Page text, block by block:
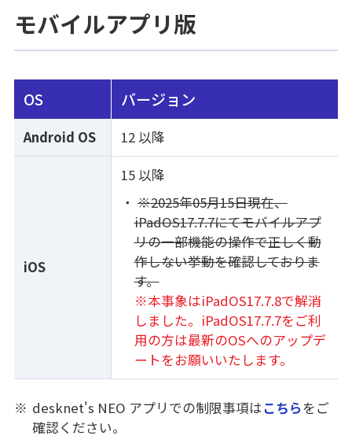
モバイルアプリ版
OS バージョン
Android OS 12 以降
iOS
15 以降
※2025年05月15日現在、
iPadOS17.7.7にてモバイルアプ
リの一部機能の操作で正しく動
作しない挙動を確認しておりま
す。
※本事象はiPadOS17.7.8で解消
しました。iPadOS17.7.7をご利
用の方は最新のOSへのアップデ
ートをお願いいたします。
※ desknet's NEO アプリでの制限事項はこちらをご
確認ください。